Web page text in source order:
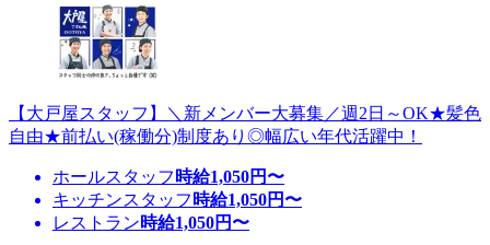
【大戸屋スタッフ】＼新メンバー大募集／週2日～OK★髪色
自由★前払い(稼働分)制度あり◎幅広い年代活躍中！
ホールスタッフ 時給1,050円〜
キッチンスタッフ 時給1,050円〜
レストラン時給1,050円〜